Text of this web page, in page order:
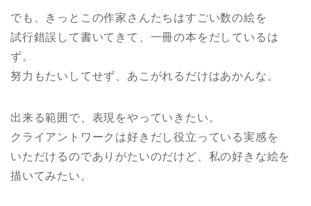
でも、きっとこの作家さんたちはすごい数の絵を
試行錯誤して書いてきて、一冊の本をだしているは
ず。
努力もたいしてせず、あこがれるだけはあかんな。
出来る範囲で、表現をやっていきたい。
クライアントワークは好きだし役立っている実感を
いただけるのでありがたいのだけど、私の好きな絵を
描いてみたい。